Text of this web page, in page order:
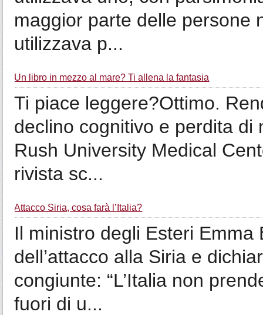
maggior parte delle persone
utilizzava p...
Un libro in mezzo al mare? Ti allena la fantasia
Ti piace leggere?Ottimo.
declino cognitivo e perdita
Rush University Medical
rivista sc...
Attacco Siria, cosa farà l’Italia?
Il ministro degli Esteri
dell’attacco alla Siria e
congiunte: “L’Italia non
fuori di u...